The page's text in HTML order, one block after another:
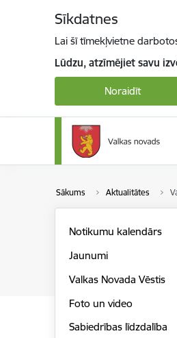
Sīkdatnes
Lai šī tīmekļvietne
Lūdzu, atzīmējiet savu
Noraidīt
Sākums Aktualitātes
Notikumu kalendārs
Jaunumi
Valkas Novada Vēstis
Foto un video
Sabiedrības līdzdalība